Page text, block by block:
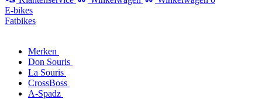
E-bikes
Fatbikes
Merken
Don Souris
La Souris
CrossBoss
A-Spadz